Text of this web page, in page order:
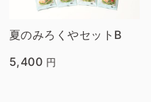
夏のみろくやセットB
5,400 円